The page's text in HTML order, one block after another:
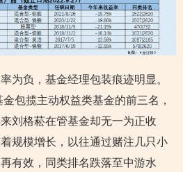
为负，基金经理包装痕迹明显。
包揽主动权益类基金的前三名，
刘格菘在管基金却无一为正收
规模增长，以往通过赌注几只小
有效，同类排名跌落至中游水